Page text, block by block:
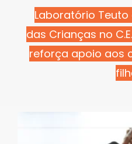
Laboratório
das Crianças no
reforça apoio aos